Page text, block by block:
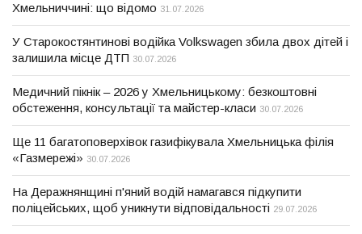
Хмельниччині: що відомо 31.07.2026
У Старокостянтинові водійка Volkswagen збила двох дітей і
залишила місце ДТП 30.07.2026
Медичний пікнік – 2026 у Хмельницькому: безкоштовні
обстеження, консультації та майстер-класи 30.07.2026
Ще 11 багатоповерхівок газифікувала Хмельницька філія
«Газмережі» 30.07.2026
На Деражнянщині п'яний водій намагався підкупити
поліцейських, щоб уникнути відповідальності 29.07.2026